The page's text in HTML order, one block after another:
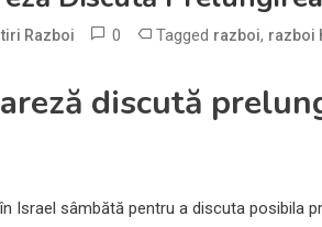
Razboi 0 Tagged razboi, razboi
discută
Israel sâmbătă pentru a discuta posibila